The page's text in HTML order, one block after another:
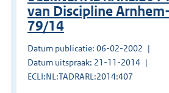
van Discipline
79/14
Datum publicatie: 06-02-2002
Datum uitspraak: 21-11-2014
ECLI:NL:TADRARL:2014:407